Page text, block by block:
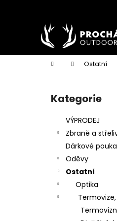
Domů Ostatní
Přeskočit
kategorie
Kategorie
VÝPRODEJ
Zbraně a
Dárkové
Oděvy
Ostatní
Optika
k
Zpět
obchodu
Zpět
obchodu